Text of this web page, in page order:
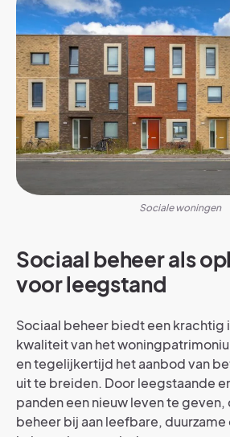
Sociale woningen
Sociaal beheer als
voor leegstand
Sociaal beheer biedt een krachtig
kwaliteit van het
en tegelijkertijd het aanbod van
uit te breiden. Door leegstaande
panden een nieuw leven te
beheer bij aan leefbare,